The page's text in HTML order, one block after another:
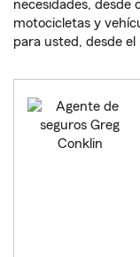
necesidades, desde
motocicletas y
para usted, desde